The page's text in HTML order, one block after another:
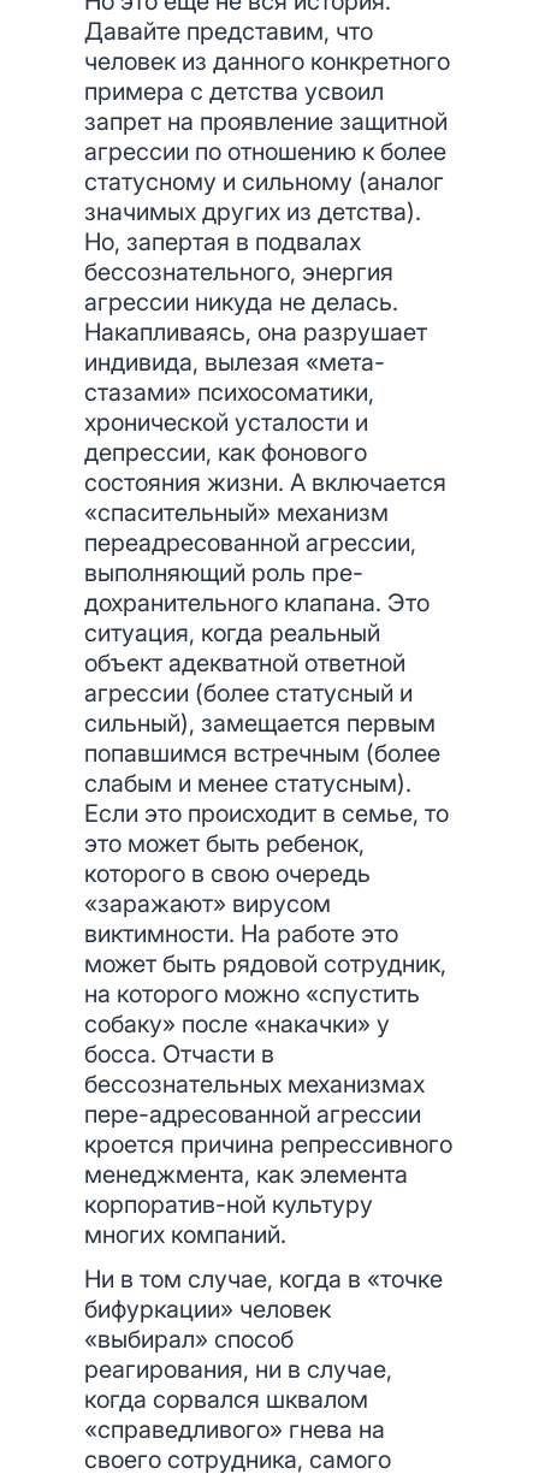
Давайте представим, что
человек из данного конкретного
примера с детства усвоил
запрет на проявление защитной
агрессии по отношению к более
статусному и сильному (аналог
значимых других из детства).
Но, запертая в подвалах
бессознательного, энергия
агрессии никуда не делась.
Накапливаясь, она разрушает
индивида, вылезая «мета-
стазами» психосоматики,
хронической усталости и
депрессии, как фонового
состояния жизни. А включается
«спасительный» механизм
переадресованной агрессии,
выполняющий роль пре-
дохранительного клапана. Это
ситуация, когда реальный
объект адекватной ответной
агрессии (более статусный и
сильный), замещается первым
попавшимся встречным (более
слабым и менее статусным).
Если это происходит в семье, то
это может быть ребенок,
которого в свою очередь
«заражают» вирусом
виктимности. На работе это
может быть рядовой сотрудник,
на которого можно «спустить
собаку» после «накачки» у
босса. Отчасти в
бессознательных механизмах
пере-адресованной агрессии
кроется причина репрессивного
менеджмента, как элемента
корпоратив-ной культуру
многих компаний.
Ни в том случае, когда в «точке
бифуркации» человек
«выбирал» способ
реагирования, ни в случае,
когда сорвался шквалом
«справедливого» гнева на
своего сотрудника, самого